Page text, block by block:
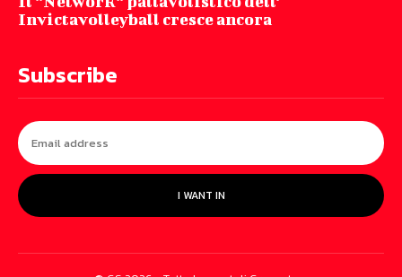
Invictavolleyball cresce ancora
Subscribe
I WANT IN